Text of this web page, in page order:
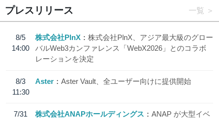
プレスリリース 一覧
8/5
14:00
株式会社PlnX
株式会社PlnX、アジア最大級のグロー
バルWeb3カンファレンス「WebX2026」とのコラボ
レーションを決定
8/3
11:30
Aster Aster Vault、全ユーザー向けに提供開始
7/31
株式会社ANAPホールディングス
ANAP が大型イベ